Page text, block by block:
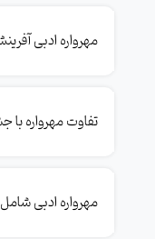
مهرواره ادبی
تفاوت مهرواره
مهرواره ادبی